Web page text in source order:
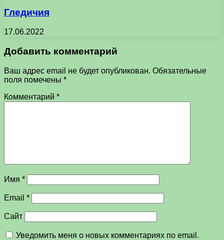
Гледичия
17.06.2022
Добавить комментарий
Ваш адрес email не будет опубликован. Обязательные
поля помечены *
Комментарий *
Имя *
Email *
Сайт
Уведомить меня о новых комментариях по email.